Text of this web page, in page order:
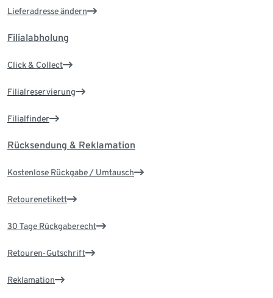
Lieferadresse ändern
Filialabholung
Click & Collect
Filialreservierung
Filialfinder
Rücksendung & Reklamation
Kostenlose Rückgabe / Umtausch
Retourenetikett
30 Tage Rückgaberecht
Retouren-Gutschrift
Reklamation